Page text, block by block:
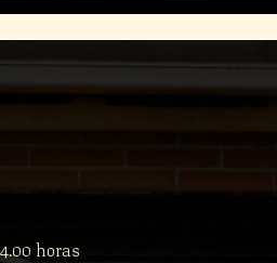
horas